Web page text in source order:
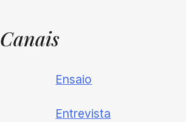
UNQUIET
Newsletter
Canais
Ensaio
Entrevista